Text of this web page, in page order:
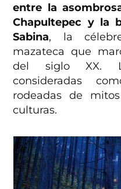
entre la
Chapultepec y la
Sabina, la
mazateca que
del siglo XX.
consideradas
rodeadas de
culturas.